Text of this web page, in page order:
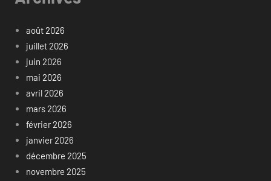
août 2026
juillet 2026
juin 2026
mai 2026
avril 2026
mars 2026
février 2026
janvier 2026
décembre 2025
novembre 2025